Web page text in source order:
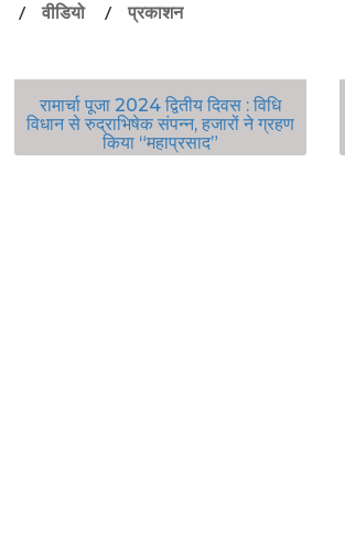
वीडियो प्रकाशन
रामार्चा पूजा 2024 द्वितीय दिवस : विधि
विधान से रुद्राभिषेक संपन्न, हजारों ने ग्रहण
किया “महाप्रसाद”